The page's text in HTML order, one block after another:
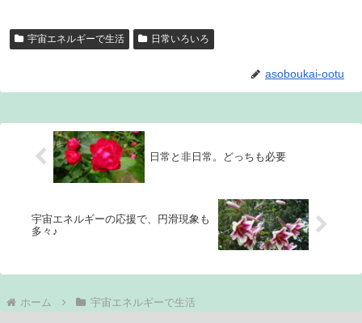
宇宙エネルギーで生活 日常いろいろ
asoboukai-ootu
日常と非日常。どっちも必要
宇宙エネルギーの応援で、円滑現象も
多々♪
ホーム 宇宙エネルギーで生活